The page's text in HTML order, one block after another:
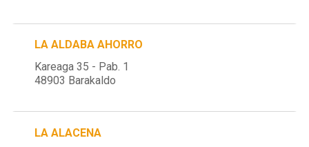
LA ALDABA AHORRO
Kareaga 35 - Pab. 1
48903 Barakaldo
LA ALACENA